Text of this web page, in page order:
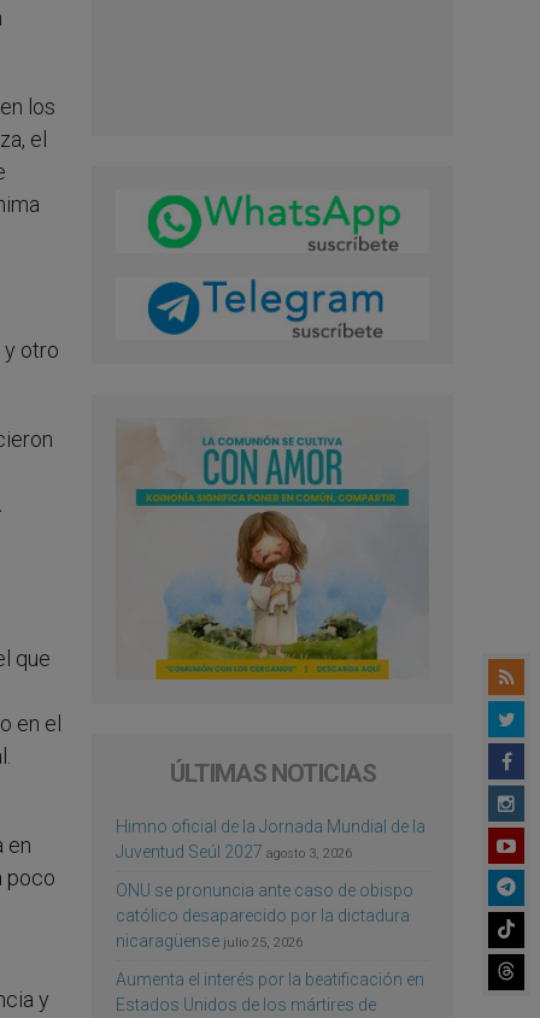
los
el
y otro
que
en el
en
poco
y
ÚLTIMAS NOTICIAS
Himno oficial de la Jornada Mundial de la
Juventud Seúl 2027 agosto 3, 2026
ONU se pronuncia ante caso de obispo
católico desaparecido por la dictadura
nicaragüense julio 25, 2026
Aumenta el interés por la beatificación en
Estados Unidos de los mártires de